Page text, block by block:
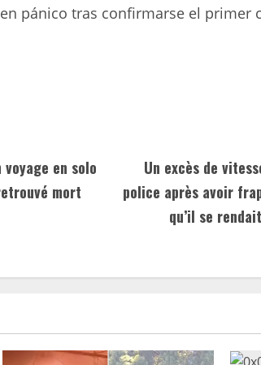
pánico tras confirmarse el primer
en solo
mort
Un excès de
police après avoir
qu’il se